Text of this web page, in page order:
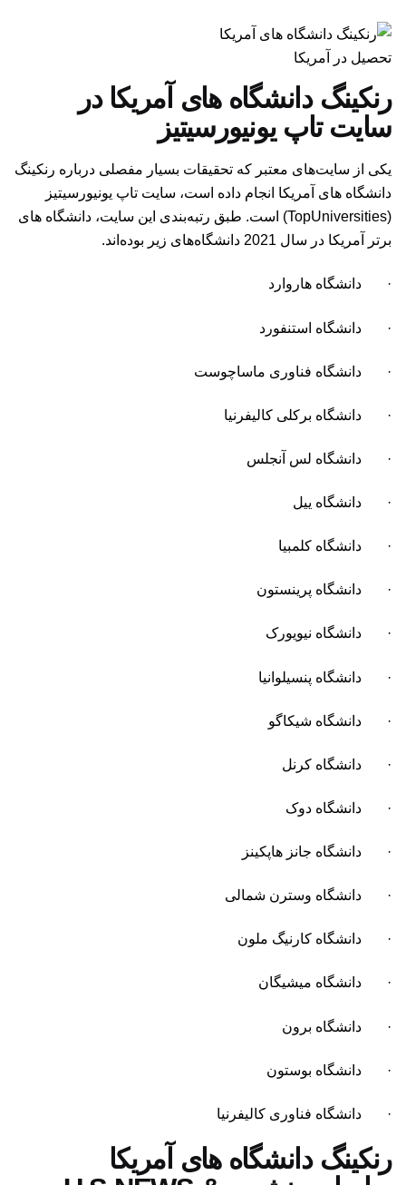
تحصیل در آمریکا
رنکینگ دانشگاه های آمریکا در
سایت تاپ یونیورسیتیز
یکی از سایت‌های معتبر که تحقیقات بسیار مفصلی درباره رنکینگ
دانشگاه های آمریکا انجام داده است، سایت تاپ یونیورسیتیز
(
TopUniversities) است. طبق رتبه‌بندی این سایت، دانشگاه های
برتر آمریکا در سال 2021 دانشگاه‌های زیر بوده‌اند.
· دانشگاه هاروارد
· دانشگاه استنفورد
· دانشگاه فناوری ماساچوست
· دانشگاه برکلی کالیفرنیا
· دانشگاه لس آنجلس
· دانشگاه ییل
· دانشگاه کلمبیا
· دانشگاه پرینستون
· دانشگاه نیویورک
· دانشگاه پنسیلوانیا
· دانشگاه شیکاگو
· دانشگاه کرنل
· دانشگاه دوک
· دانشگاه جانز هاپکینز
· دانشگاه وسترن شمالی
· دانشگاه کارنیگ ملون
· دانشگاه میشیگان
· دانشگاه برون
· دانشگاه بوستون
· دانشگاه فناوری کالیفرنیا
رنکینگ دانشگاه های آمریکا